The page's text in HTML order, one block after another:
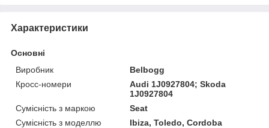
Характеристики
Основні
Виробник
Belbogg
Кросс-номери
Audi 1J0927804; Skoda
1J0927804
Сумісність з маркою
Seat
Сумісність з моделлю
Ibiza, Toledo, Cordoba